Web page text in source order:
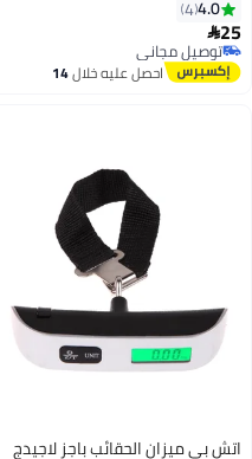
4.0
4
25
توصيل مجاني
توصيل مجانياحصل عليه خلال14
اتش بي ميزان الحقائب باجز لاجيدج